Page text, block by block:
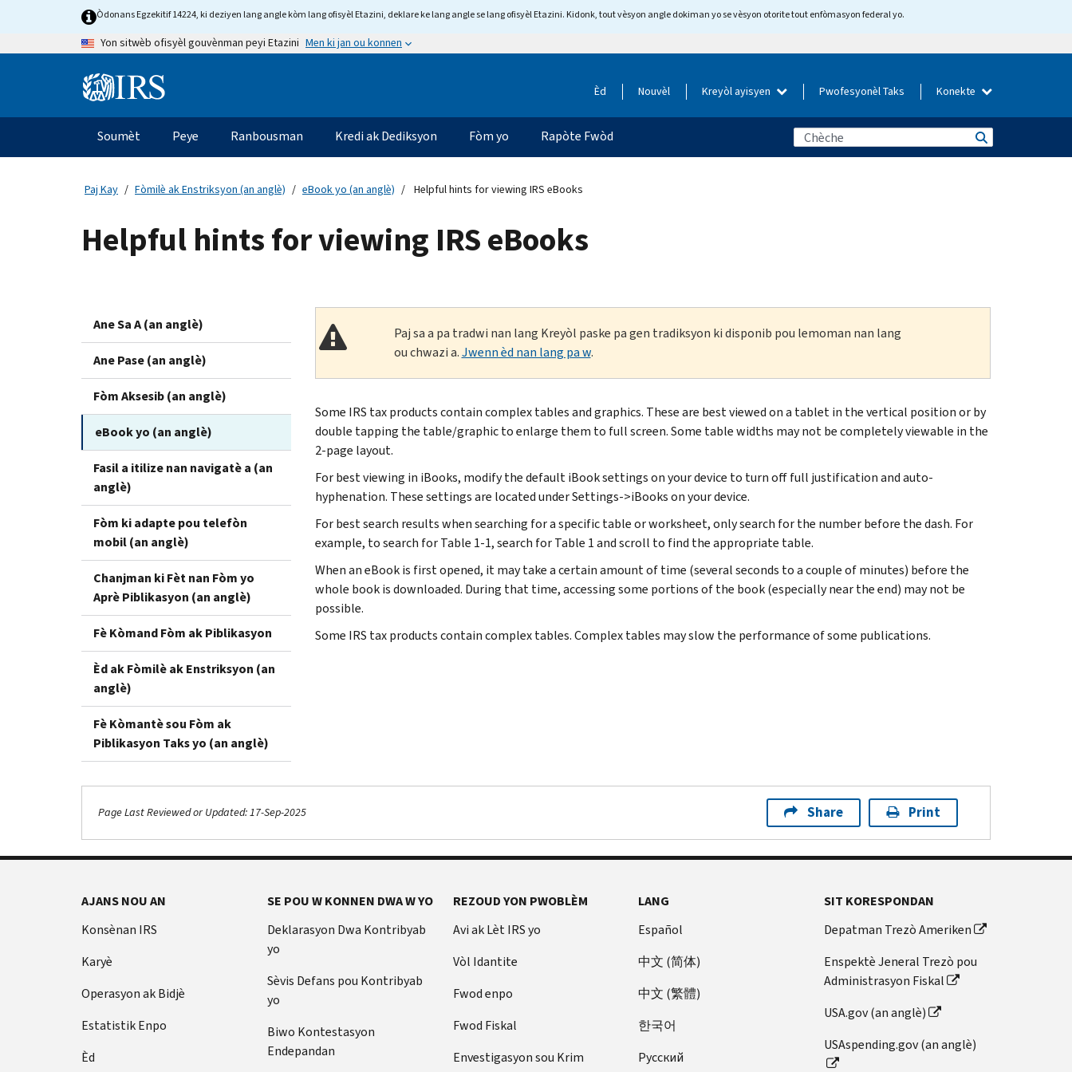
Òdonans Egzekitif 14224, ki deziyen lang angle kòm lang ofisyèl Etazini, deklare ke lang angle se lang ofisyèl Etazini. Kidonk, tout vèsyon angle dokiman yo se vèsyon otorite tout enfòmasyon federal yo.
Yon sitwèb ofisyèl gouvènman peyi Etazini Men ki jan ou konnen
Information Èd Nouvèl Kreyòl ayisyen Pwofesyonèl Taks Konekte
Navigasyon
prensipal
Soumèt Peye Ranbousman Kredi ak Dediksyon Fòm yo Rapòte Fwòd
Paj Kay Fòmilè ak Enstriksyon (an anglè) eBook yo (an anglè) Helpful hints for viewing IRS eBooks
Helpful hints for viewing IRS eBooks
Ane Sa A (an anglè)
Ane Pase (an anglè)
Fòm Aksesib (an anglè)
eBook yo (an anglè)
Fasil a itilize nan navigatè a (an
anglè)
Fòm ki adapte pou telefòn
mobil (an anglè)
Chanjman ki Fèt nan Fòm yo
Aprè Piblikasyon (an anglè)
Fè Kòmand Fòm ak Piblikasyon
Èd ak Fòmilè ak Enstriksyon (an
anglè)
Fè Kòmantè sou Fòm ak
Piblikasyon Taks yo (an anglè)
Paj sa a pa tradwi nan lang Kreyòl paske pa gen tradiksyon ki disponib pou lemoman nan lang
ou chwazi a.Jwenn èd nan lang pa w.
Some IRS tax products contain complex tables and graphics. These are best viewed on a tablet in the vertical position or by
double tapping the table/graphic to enlarge them to full screen. Some table widths may not be completely viewable in the
2-page layout.
For best viewing in iBooks, modify the default iBook settings on your device to turn off full justification and auto-
hyphenation. These settings are located under Settings->iBooks on your device.
For best search results when searching for a specific table or worksheet, only search for the number before the dash. For
example, to search for Table 1-1, search for Table 1 and scroll to find the appropriate table.
When an eBook is first opened, it may take a certain amount of time (several seconds to a couple of minutes) before the
whole book is downloaded. During that time, accessing some portions of the book (especially near the end) may not be
possible.
Some IRS tax products contain complex tables. Complex tables may slow the performance of some publications.
Page Last Reviewed or Updated: 17-Sep-2025 Share Print
AJANS NOU AN
Konsènan IRS
Karyè
Operasyon ak Bidjè
Estatistik Enpo
Èd
SE POU W KONNEN DWA W YO
Deklarasyon Dwa Kontribyab
yo
Sèvis Defans pou Kontribyab
yo
Biwo Kontestasyon
Endepandan
REZOUD YON PWOBLÈM
Avi ak Lèt IRS yo
Vòl Idantite
Fwod enpo
Fwod Fiskal
Envestigasyon sou Krim
LANG
Español
中文 (简体)
中文 (繁體)
한국어
Pусский
SIT KORESPONDAN
Depatman Trezò Ameriken
Enspektè Jeneral Trezò pou
Administrasyon Fiskal
USA.gov (an anglè)
USAspending.gov (an anglè)